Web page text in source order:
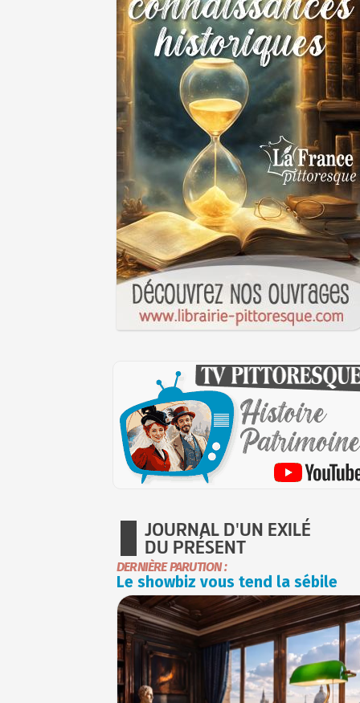
JOURNAL D'UN EXILÉ
DU PRÉSENT
DERNIÈRE PARUTION :
Le showbiz vous tend la sébile